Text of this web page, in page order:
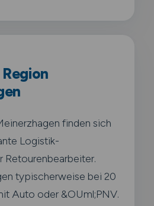
finden sich
Logistik-
Retourenbearbeiter.
typischerweise bei 20
Auto oder &OUml;PNV.